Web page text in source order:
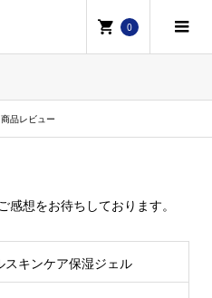
0
商品レビュー
想をお待ちしております。
スキンケア保湿ジェル